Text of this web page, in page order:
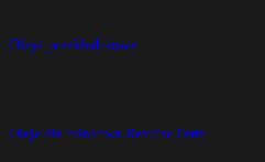
Oleje przekładniowe
Oleje dla rolnictwa Revline Farm